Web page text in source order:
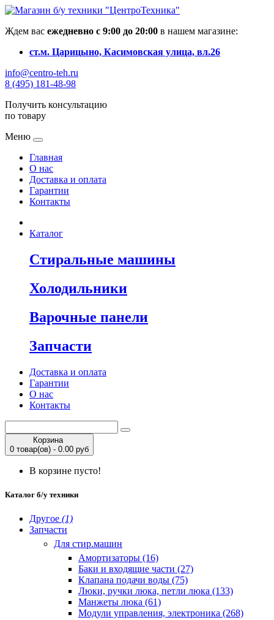
Ждем вас ежедневно с 9:00 до 20:00 в нашем магазине:
ст.м. Царицыно, Касимовская улица, вл.26
info@centro-teh.ru
8 (495) 181-48-98
Получить консультацию
по товару
Меню
Главная
О нас
Доставка и оплата
Гарантии
Контакты
Каталог
Стиральные машины
Холодильники
Варочные панели
Запчасти
Доставка и оплата
Гарантии
О нас
Контакты
Корзина
0 товар(ов) - 0.00 руб
В корзине пусто!
Каталог б/у техники
Другое (1)
Запчасти
Для стир.машин
Амортизаторы (16)
Баки и входящие части (27)
Клапана подачи воды (75)
Люки, ручки люка, петли люка (133)
Манжеты люка (61)
Модули управления, электроника (268)